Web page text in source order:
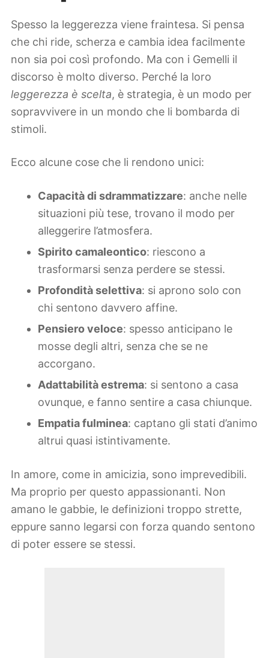
Spesso la leggerezza viene fraintesa. Si pensa
che chi ride, scherza e cambia idea facilmente
non sia poi così profondo. Ma con i Gemelli il
discorso è molto diverso. Perché la loro
leggerezza è scelta, è strategia, è un modo per
sopravvivere in un mondo che li bombarda di
stimoli.
Ecco alcune cose che li rendono unici:
Capacità di sdrammatizzare: anche nelle
situazioni più tese, trovano il modo per
alleggerire l’atmosfera.
Spirito camaleontico: riescono a
trasformarsi senza perdere se stessi.
Profondità selettiva: si aprono solo con
chi sentono davvero affine.
Pensiero veloce: spesso anticipano le
mosse degli altri, senza che se ne
accorgano.
Adattabilità estrema: si sentono a casa
ovunque, e fanno sentire a casa chiunque.
Empatia fulminea: captano gli stati d’animo
altrui quasi istintivamente.
In amore, come in amicizia, sono imprevedibili.
Ma proprio per questo appassionanti. Non
amano le gabbie, le definizioni troppo strette,
eppure sanno legarsi con forza quando sentono
di poter essere se stessi.